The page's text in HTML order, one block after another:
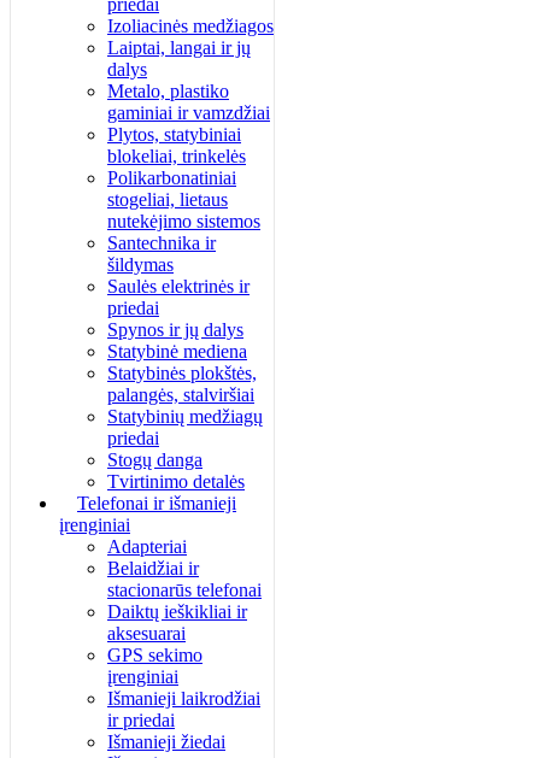
priedai
Izoliacinės medžiagos
Laiptai, langai ir jų
dalys
Metalo, plastiko
gaminiai ir vamzdžiai
Plytos, statybiniai
blokeliai, trinkelės
Polikarbonatiniai
stogeliai, lietaus
nutekėjimo sistemos
Santechnika ir
šildymas
Saulės elektrinės ir
priedai
Spynos ir jų dalys
Statybinė mediena
Statybinės plokštės,
palangės, stalviršiai
Statybinių medžiagų
priedai
Stogų danga
Tvirtinimo detalės
Telefonai ir išmanieji
įrenginiai
Adapteriai
Belaidžiai ir
stacionarūs telefonai
Daiktų ieškikliai ir
aksesuarai
GPS sekimo
įrenginiai
Išmanieji laikrodžiai
ir priedai
Išmanieji žiedai